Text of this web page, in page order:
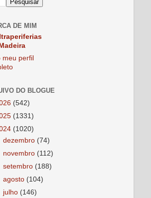
DE MIM
meu perfil
DO BLOGUE
(542)
(1331)
(1020)
dezembro (74)
novembro (112)
setembro (188)
agosto (104)
julho (146)